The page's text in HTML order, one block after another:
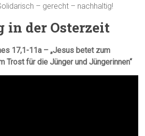
– gerecht – nachhaltig!
in der Osterzeit
17,1-11a – „Jesus betet zum
Trost für die Jünger und Jüngerinnen“